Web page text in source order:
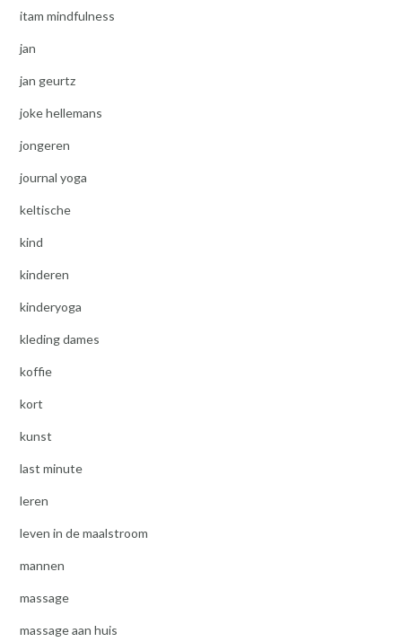
itam mindfulness
jan
jan geurtz
joke hellemans
jongeren
journal yoga
keltische
kind
kinderen
kinderyoga
kleding dames
koffie
kort
kunst
last minute
leren
leven in de maalstroom
mannen
massage
massage aan huis